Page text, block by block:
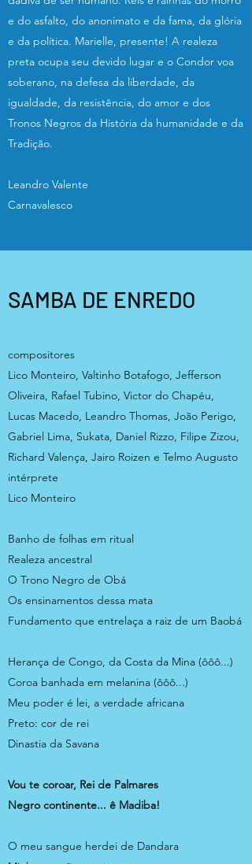
e do asfalto, do anonimato e da fama, da glória
e da política. Marielle, presente! A realeza
preta ocupa seu devido lugar e o Condor voa
soberano, na defesa da liberdade, da
igualdade, da resistência, do amor e dos
Tronos Negros da História da humanidade e da
Tradição.
Leandro Valente
Carnavalesco
SAMBA DE ENREDO
compositores
Lico Monteiro, Valtinho Botafogo, Jefferson
Oliveira, Rafael Tubino, Victor do Chapéu,
Lucas Macedo, Leandro Thomas, João Perigo,
Gabriel Lima, Sukata, Daniel Rizzo, Filipe Zizou,
Richard Valença, Jairo Roizen e Telmo Augusto
intérprete
Lico Monteiro
Banho de folhas em ritual
Realeza ancestral
O Trono Negro de Obá
Os ensinamentos dessa mata
Fundamento que entrelaça a raiz de um Baobá
Herança de Congo, da Costa da Mina (ôôô...)
Coroa banhada em melanina (ôôô...)
Meu poder é lei, a verdade africana
Preto: cor de rei
Dinastia da Savana
Vou te coroar, Rei de Palmares
Negro continente... ê Madiba!
O meu sangue herdei de Dandara